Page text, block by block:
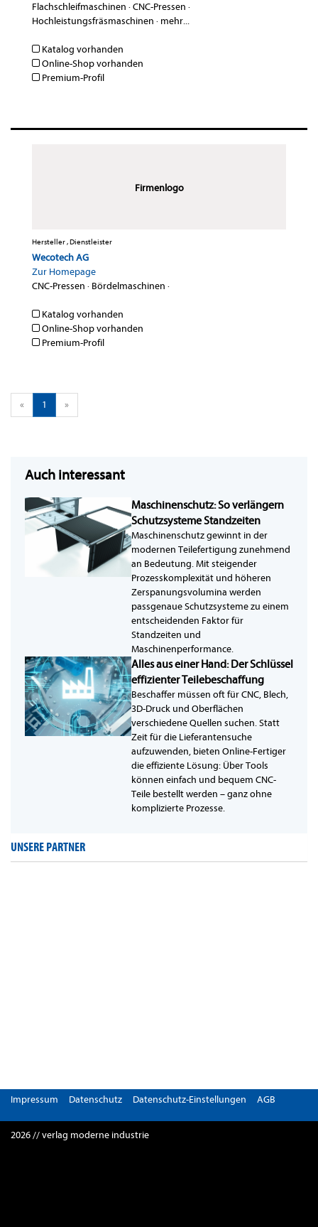
Flachschleifmaschinen ·CNC-Pressen ·
Hochleistungsfräsmaschinen · mehr...
Katalog vorhanden
Online-Shop vorhanden
Premium-Profil
Firmenlogo
Hersteller , Dienstleister
Wecotech AG
Zur Homepage
CNC-Pressen · Bördelmaschinen ·
Katalog vorhanden
Online-Shop vorhanden
Premium-Profil
« 1 »
Auch interessant
Maschinenschutz: So verlängern
Schutzsysteme Standzeiten
Maschinenschutz gewinnt in der
modernen Teilefertigung zunehmend
an Bedeutung. Mit steigender
Prozesskomplexität und höheren
Zerspanungsvolumina werden
passgenaue Schutzsysteme zu einem
entscheidenden Faktor für
Standzeiten und
Maschinenperformance.
Alles aus einer Hand: Der Schlüssel
effizienter Teilebeschaffung
Beschaffer müssen oft für CNC, Blech,
3D-Druck und Oberflächen
verschiedene Quellen suchen. Statt
Zeit für die Lieferantensuche
aufzuwenden, bieten Online-Fertiger
die effiziente Lösung: Über Tools
können einfach und bequem CNC-
Teile bestellt werden – ganz ohne
komplizierte Prozesse.
UNSERE PARTNER
Impressum Datenschutz Datenschutz-Einstellungen AGB
2026 // verlag moderne industrie